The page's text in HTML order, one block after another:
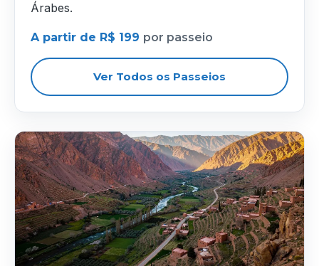
Árabes.
A partir de R$ 199 por passeio
Ver Todos os Passeios